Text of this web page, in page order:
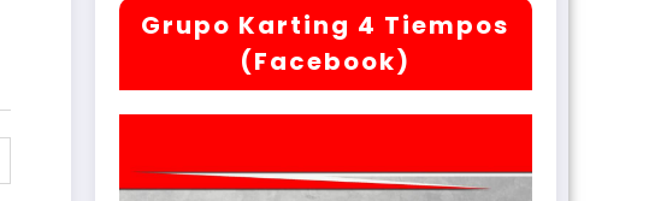
Grupo Karting 4 Tiempos
(Facebook)